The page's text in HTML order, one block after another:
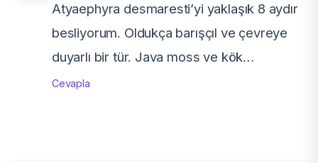
Atyaephyra desmaresti’yi yaklaşık 8 aydır
besliyorum. Oldukça barışçıl ve çevreye
duyarlı bir tür. Java moss ve kök
dekorlarıyla ortamda doğal bir görüntü
Cevapla